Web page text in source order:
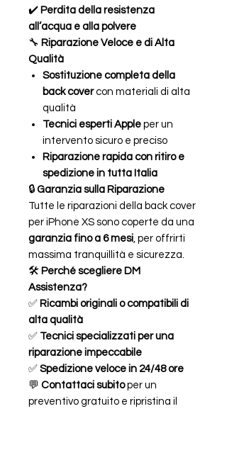
✔️ Perdita della resistenza
all’acqua e alla polvere
🔧 Riparazione Veloce e di Alta
Qualità
Sostituzione completa della
back covercon materiali di alta
qualità
Tecnici esperti Apple per un
intervento sicuro e preciso
Riparazione rapida con ritiro e
spedizione in tutta Italia
🔒 Garanzia sulla Riparazione
Tutte le riparazioni della back cover
per iPhone XS sono coperte da una
garanzia fino a 6 mesi , per offrirti
massima tranquillità e sicurezza.
🛠 Perché scegliere DM
Assistenza?
✅ Ricambi originali o compatibili di
alta qualità
✅ Tecnici specializzati per una
riparazione impeccabile
✅ Spedizione veloce in 24/48 ore
💬 Contattaci subitoper un
preventivo gratuito e ripristina il